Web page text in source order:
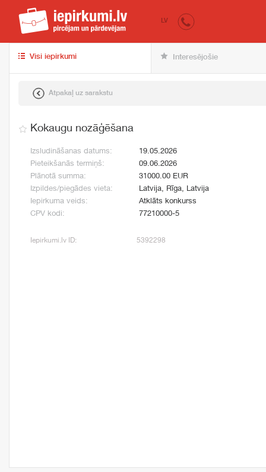
iepirkumi.lv
LV
Visi iepirkumi Interesējošie
Atpakaļ uz sarakstu
Kokaugu nozāģēšana
Izsludināšanas datums:
19.05.2026
Pieteikšanās termiņš:
09.06.2026
Plānotā summa:
31000.00 EUR
Izpildes/piegādes vieta:
Latvija, Rīga, Latvija
Iepirkuma veids:
Atklāts konkurss
CPV kodi:
77210000-5
Iepirkumi.lv ID: 5392298